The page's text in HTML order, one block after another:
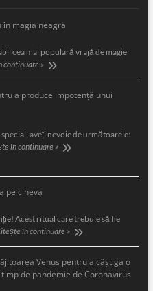
în magia neagră
cea mai populară vrajă de magie
continuare »
a produce impotență unui
aveți nevoie de următoarele:
în continuare »
pe cineva
Acest ritual care trebuie să fie
în continuare »
Venus pentru a câştiga o
de pandemie de Coronavirus